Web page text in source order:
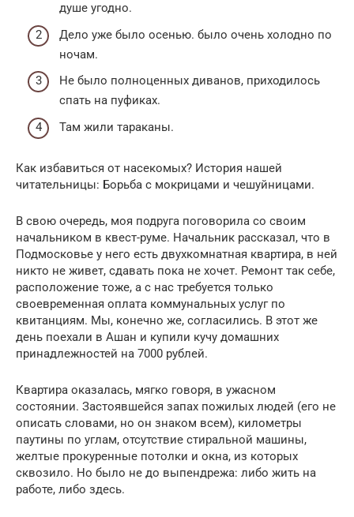
душе угодно.
Дело уже было осенью. было очень холодно по
ночам.
Не было полноценных диванов, приходилось
спать на пуфиках.
Там жили тараканы.
Как избавиться от насекомых? История нашей
читательницы: Борьба с мокрицами и чешуйницами.
В свою очередь, моя подруга поговорила со своим
начальником в квест-руме. Начальник рассказал, что в
Подмосковье у него есть двухкомнатная квартира, в ней
никто не живет, сдавать пока не хочет. Ремонт так себе,
расположение тоже, а с нас требуется только
своевременная оплата коммунальных услуг по
квитанциям. Мы, конечно же, согласились. В этот же
день поехали в Ашан и купили кучу домашних
принадлежностей на 7000 рублей.
Квартира оказалась, мягко говоря, в ужасном
состоянии. Застоявшейся запах пожилых людей (его не
описать словами, но он знаком всем), километры
паутины по углам, отсутствие стиральной машины,
желтые прокуренные потолки и окна, из которых
сквозило. Но было не до выпендрежа: либо жить на
работе, либо здесь.